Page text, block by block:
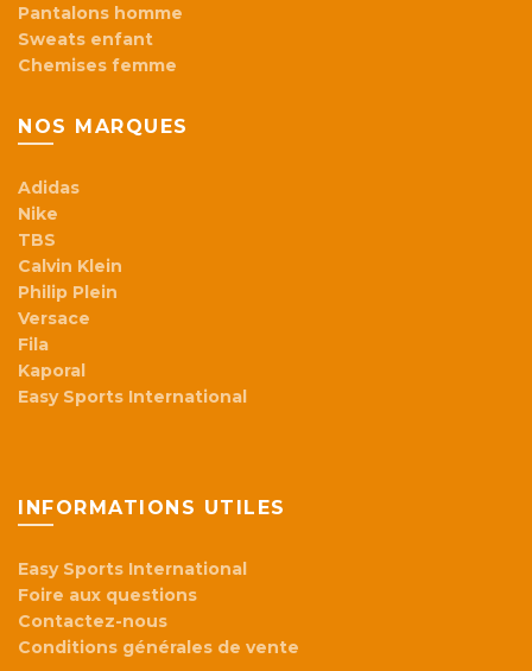
Pantalons homme
Sweats enfant
Chemises femme
NOS MARQUES
Adidas
Nike
TBS
Calvin Klein
Philip Plein
Versace
Fila
Kaporal
Easy Sports International
INFORMATIONS UTILES
Easy Sports International
Foire aux questions
Contactez-nous
Conditions générales de vente